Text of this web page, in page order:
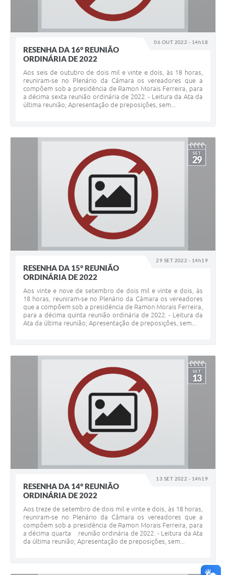
06 OUT 2022 - 14h18
RESENHA DA 16° REUNIÃO
ORDINÁRIA DE 2022
Aos seis de outubro de dois mil e vinte e dois, às 18 horas,
reuniram-se no Plenário da Câmara os vereadores que a
compõem sob a presidência de Ramon Morais Ferreira, para
a décima sexta reunião ordinária de 2022. - Leitura da Ata da
última reunião; Apresentação de preposições, sem...
29 SET 2022 - 14h19
SET
29
RESENHA DA 15° REUNIÃO
ORDINÁRIA DE 2022
Aos vinte e nove de setembro de dois mil e vinte e dois, às
18 horas, reuniram-se no Plenário da Câmara os vereadores
que a compõem sob a presidência de Ramon Morais Ferreira,
para a décima quinta reunião ordinária de 2022. - Leitura da
Ata da última reunião; Apresentação de preposições, sem...
13 SET 2022 - 14h19
SET
13
RESENHA DA 14° REUNIÃO
ORDINÁRIA DE 2022
Aos treze de setembro de dois mil e vinte e dois, às 18 horas,
reuniram-se no Plenário da Câmara os vereadores que a
compõem sob a presidência de Ramon Morais Ferreira, para
a décima quarta reunião ordinária de 2022. - Leitura da Ata
da última reunião; Apresentação de preposições, sem...